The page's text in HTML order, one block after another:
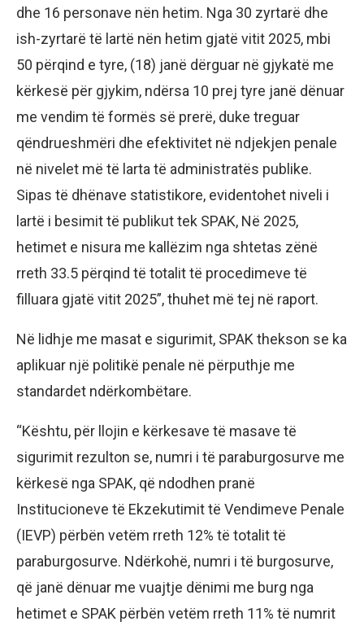
dhe 16 personave nën hetim. Nga 30 zyrtarë dhe
ish-zyrtarë të lartë nën hetim gjatë vitit 2025, mbi
50 përqind e tyre, (18) janë dërguar në gjykatë me
kërkesë për gjykim, ndërsa 10 prej tyre janë dënuar
me vendim të formës së prerë, duke treguar
qëndrueshmëri dhe efektivitet në ndjekjen penale
në nivelet më të larta të administratës publike.
Sipas të dhënave statistikore, evidentohet niveli i
lartë i besimit të publikut tek SPAK, Në 2025,
hetimet e nisura me kallëzim nga shtetas zënë
rreth 33.5 përqind të totalit të procedimeve të
filluara gjatë vitit 2025”, thuhet më tej në raport.
Në lidhje me masat e sigurimit, SPAK thekson se ka
aplikuar një politikë penale në përputhje me
standardet ndërkombëtare.
“Kështu, për llojin e kërkesave të masave të
sigurimit rezulton se, numri i të paraburgosurve me
kërkesë nga SPAK, që ndodhen pranë
Institucioneve të Ekzekutimit të Vendimeve Penale
(IEVP) përbën vetëm rreth 12% të totalit të
paraburgosurve. Ndërkohë, numri i të burgosurve,
që janë dënuar me vuajtje dënimi me burg nga
hetimet e SPAK përbën vetëm rreth 11% të numrit